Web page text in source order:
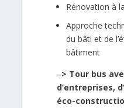
Rénovation à
Approche
du bâti et de
bâtiment
–> Tour bus
d’entreprises,
éco-